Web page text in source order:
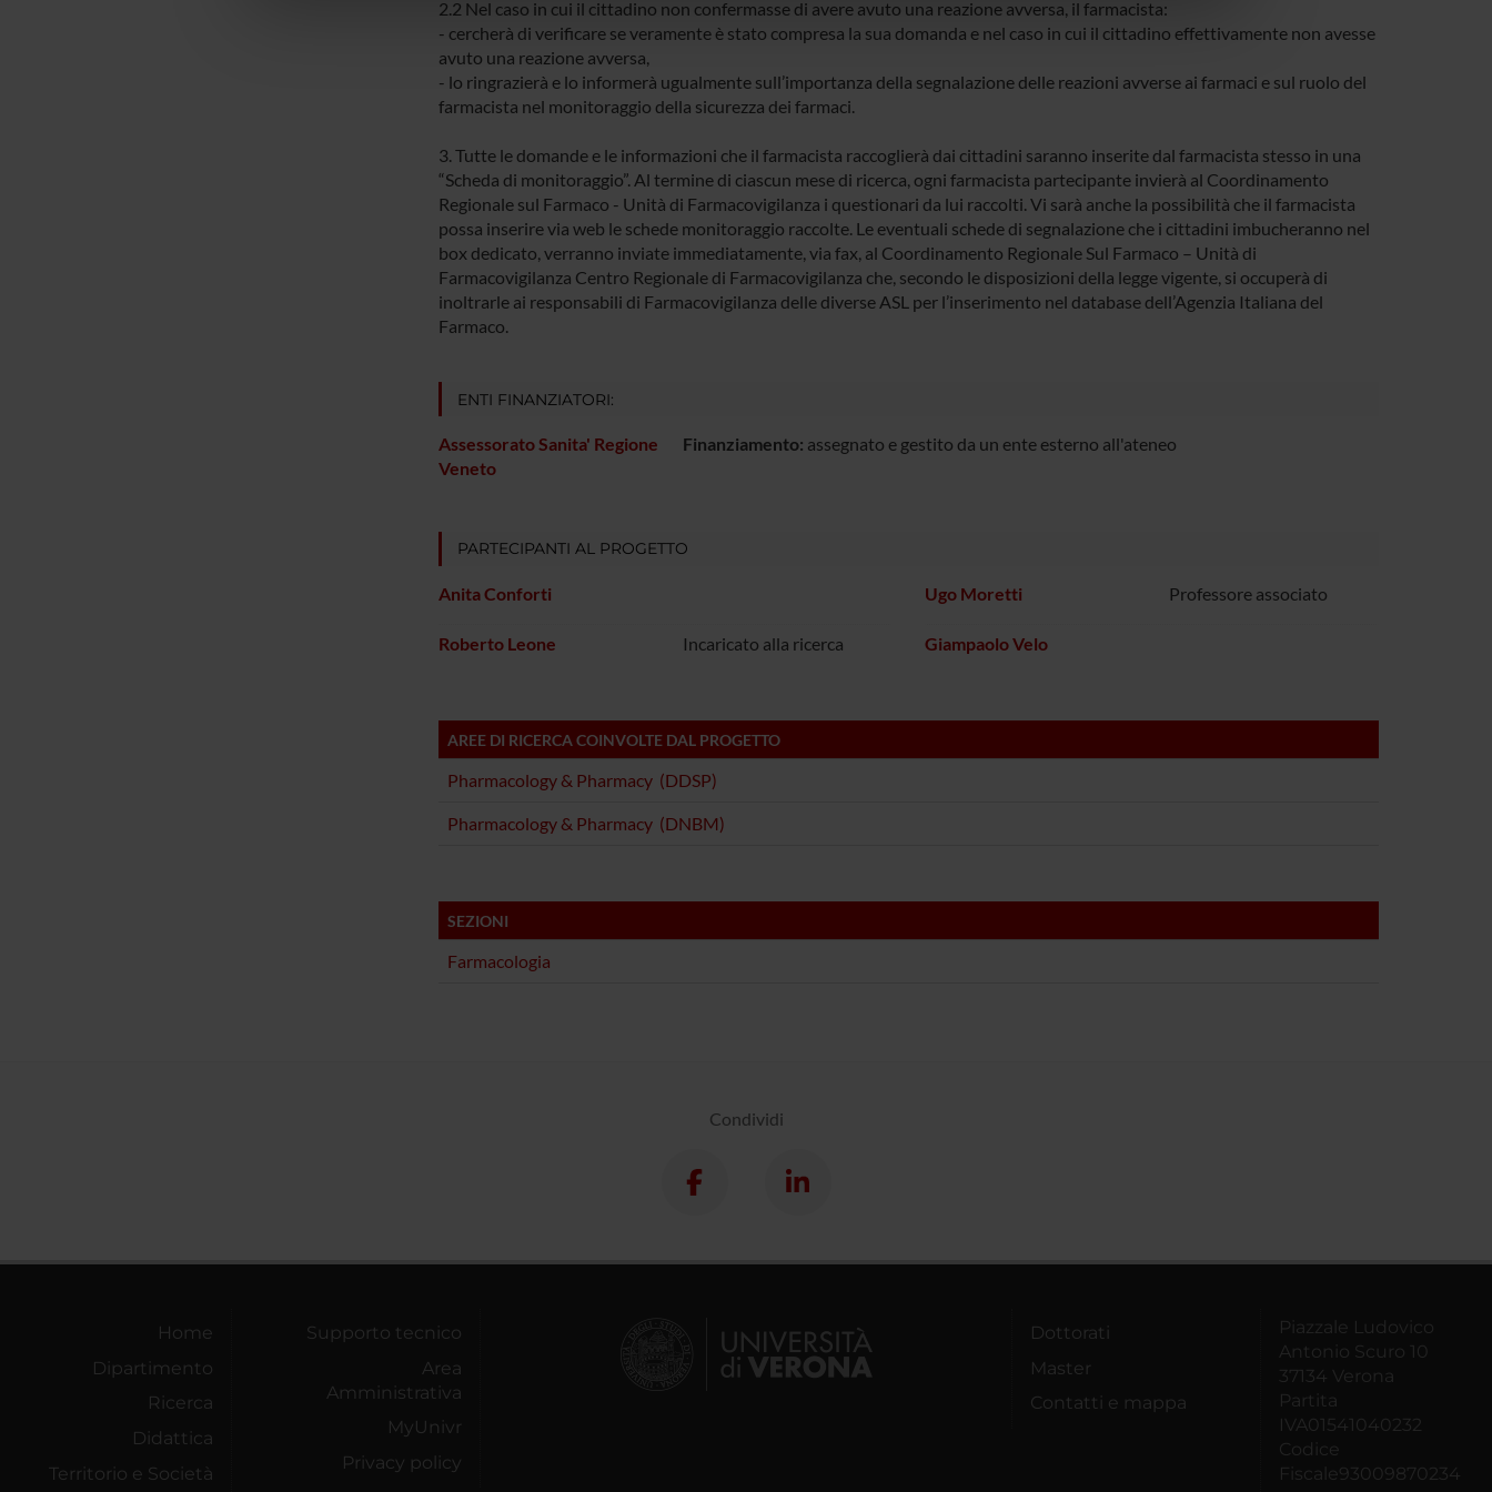
che hanno raccolto dal tuo utilizzo dei loro servizi.
2.2 Nel caso in cui il cittadino non confermasse di avere avuto una reazione avversa, il farmacista:
- cercherà di verificare se veramente è stato compresa la sua domanda e nel caso in cui il cittadino effettivamente non avesse
avuto una reazione avversa,
- lo ringrazierà e lo informerà ugualmente sull’importanza della segnalazione delle reazioni avverse ai farmaci e sul ruolo del
farmacista nel monitoraggio della sicurezza dei farmaci.
3. Tutte le domande e le informazioni che il farmacista raccoglierà dai cittadini saranno inserite dal farmacista stesso in una
“Scheda di monitoraggio”. Al termine di ciascun mese di ricerca, ogni farmacista partecipante invierà al Coordinamento
Regionale sul Farmaco - Unità di Farmacovigilanza i questionari da lui raccolti. Vi sarà anche la possibilità che il farmacista
possa inserire via web le schede monitoraggio raccolte. Le eventuali schede di segnalazione che i cittadini imbucheranno nel
box dedicato, verranno inviate immediatamente, via fax, al Coordinamento Regionale Sul Farmaco – Unità di
Farmacovigilanza Centro Regionale di Farmacovigilanza che, secondo le disposizioni della legge vigente, si occuperà di
inoltrarle ai responsabili di Farmacovigilanza delle diverse ASL per l’inserimento nel database dell’Agenzia Italiana del
Farmaco.
ENTI FINANZIATORI:
Assessorato Sanita' Regione
Veneto
Finanziamento: assegnato e gestito da un ente esterno all'ateneo
PARTECIPANTI AL PROGETTO
Anita Conforti
Roberto Leone Incaricato alla ricerca
Ugo Moretti Professore associato
Giampaolo Velo
AREE DI RICERCA COINVOLTE DAL PROGETTO
Pharmacology & Pharmacy (DDSP)
Pharmacology & Pharmacy (DNBM)
SEZIONI
Farmacologia
Condividi
Home
Dipartimento
Ricerca
Didattica
Territorio e Società
Supporto tecnico
Area
Amministrativa
MyUnivr
Privacy policy
Dottorati
Master
Contatti e mappa
Piazzale Ludovico
Antonio Scuro 10
37134 Verona
Partita
IVA01541040232
Codice
Fiscale93009870234